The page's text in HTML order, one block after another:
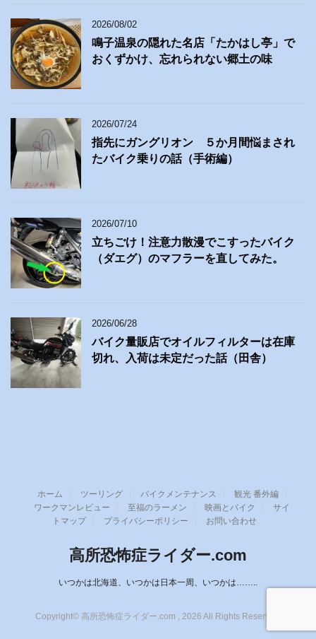
2026/08/02
鳴子温泉の隠れた名店「たかはし亭」で
おくずかけ、忘れられない郷土の味
2026/07/24
指先にガングリオン ５か月間悩まされ
たバイク乗りの話（手術編）
2026/07/10
立ちごけ！注意力散漫でこすったバイク
（ダエグ）のマフラーを直してみた。
2026/06/28
バイク量販店でオイルフィルターは在庫
切れ、入荷は未定だった話（田舎）
ホーム ツーリング バイクメンテナンス
観光 番外編
ワークマンレビュー
至福のラーメン 映画とバイク
サイ
トマップ
プライバシーポリシー お問い合わせ
高所恐怖症ライダー.com
いつかは北海道、いつかは日本一周、いつかは……..
Copyright© 高所恐怖症ライダー.com , 2026 All Rights Reserved.